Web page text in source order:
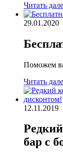
Читать
29.01.2020
Поможем
Читать
12.11.2019
бар с